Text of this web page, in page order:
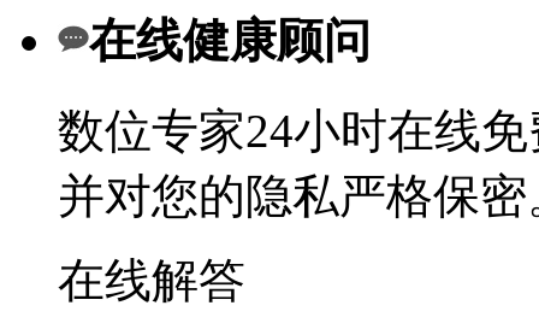
在线健康顾问
数位专家24小时在线
并对您的隐私严格保密
在线解答